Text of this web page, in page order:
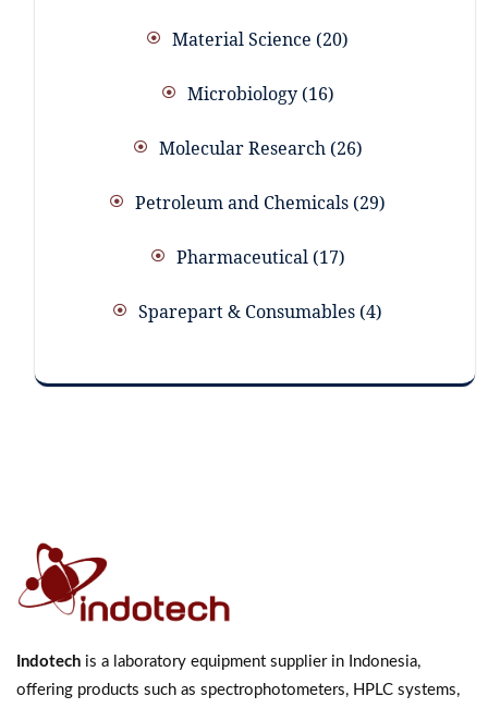
Material Science 20
Microbiology 16
Molecular Research 26
Petroleum and Chemicals 29
Pharmaceutical 17
Sparepart & Consumables 4
Indotech is a laboratory equipment supplier in Indonesia,
offering products such as spectrophotometers, HPLC systems,